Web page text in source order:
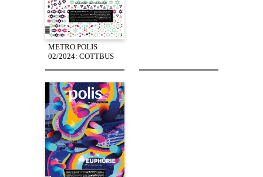
METRO.POLIS
02/2024: COTTBUS